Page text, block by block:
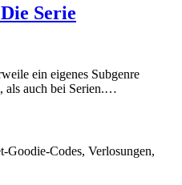
Serie
ein eigenes Subgenre
als auch bei Serien.…
Goodie-Codes, Verlosungen,